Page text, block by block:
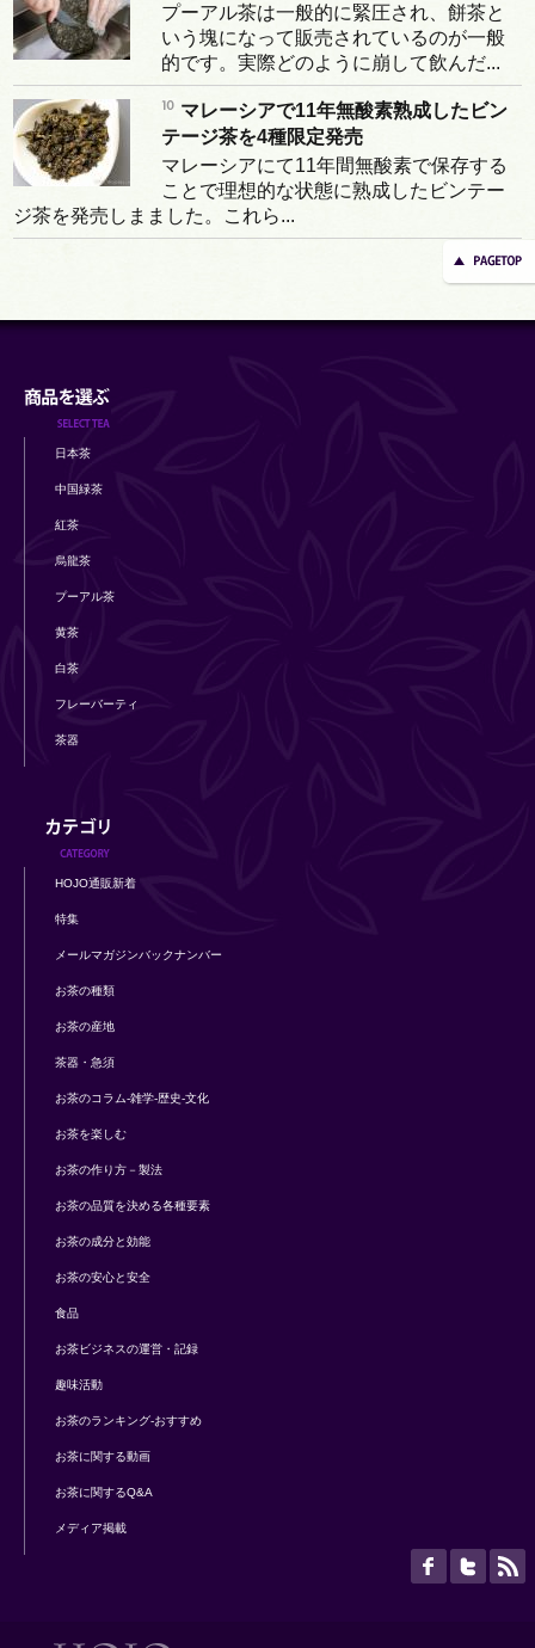
プーアル茶は一般的に緊圧され、餅茶と
いう塊になって販売されているのが一般
的です。実際どのように崩して飲んだ...
マレーシアで11年無酸素熟成したビン
テージ茶を4種限定発売
マレーシアにて11年間無酸素で保存する
ことで理想的な状態に熟成したビンテー
ジ茶を発売しまました。これら...
日本茶
中国緑茶
紅茶
烏龍茶
プーアル茶
黄茶
白茶
フレーバーティ
茶器
HOJO通販新着
特集
メールマガジンバックナンバー
お茶の種類
お茶の産地
茶器・急須
お茶のコラム-雑学-歴史-文化
お茶を楽しむ
お茶の作り方－製法
お茶の品質を決める各種要素
お茶の成分と効能
お茶の安心と安全
食品
お茶ビジネスの運営・記録
趣味活動
お茶のランキング-おすすめ
お茶に関する動画
お茶に関するQ&A
メディア掲載